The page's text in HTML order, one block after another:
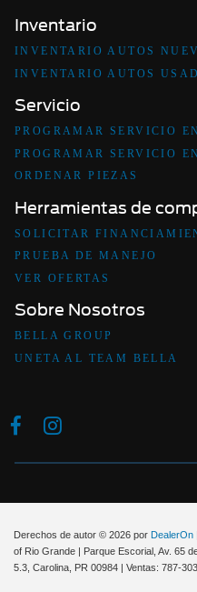
Inventario
INVENTARIO AUTOS
INVENTARIO AUTOS
Servicio
PROGRAMAR SERVICIO
PROGRAMAR SERVICIO
ORDENAR PIEZAS
Herramientas de
SOLICITAR
PRUEBA DE MANEJO
VER OFERTAS
Sobre Nosotros
BELLA GROUP
UNETA AL TEAM BELLA
Derechos de autor © 2026 por DealerOn
of Rio Grande | Parque Escorial, Av. 65
5.3, Carolina, PR 00984 | Ventas: 787-